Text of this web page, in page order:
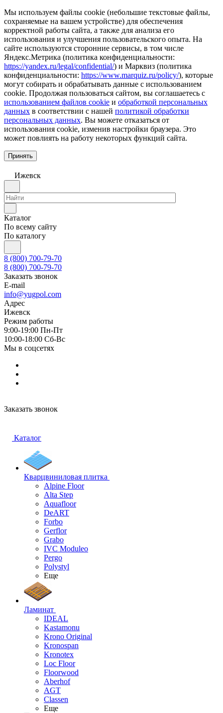
Мы используем файлы cookie (небольшие текстовые файлы,
сохраняемые на вашем устройстве) для обеспечения
корректной работы сайта, а также для анализа его
использования и улучшения пользовательского опыта. На
сайте используются сторонние сервисы, в том числе
Яндекс.Метрика (политика конфиденциальности:
https://yandex.ru/legal/confidential/) и Марквиз (политика
конфиденциальности: https://www.marquiz.ru/policy/), которые
могут собирать и обрабатывать данные с использованием
cookie. Продолжая пользоваться сайтом, вы соглашаетесь с
использованием файлов cookie и обработкой персональных
данных в соответствии с нашей политикой обработки
персональных данных. Вы можете отказаться от
использования cookie, изменив настройки браузера. Это
может повлиять на работу некоторых функций сайта.
Принять
Ижевск
Каталог
По всему сайту
По каталогу
8 (800) 700-79-70
8 (800) 700-79-70
Заказать звонок
E-mail
info@yugpol.com
Адрес
Ижевск
Режим работы
9:00-19:00 Пн-Пт
10:00-18:00 Cб-Вс
Мы в соцсетях
Заказать звонок
Каталог
Кварцвиниловая плитка
Alpine Floor
Alta Step
Aquafloor
DeART
Forbo
Gerflor
Grabo
IVC Moduleo
Pergo
Polystyl
Еще
Ламинат
IDEAL
Kastamonu
Krono Original
Kronospan
Kronotex
Loc Floor
Floorwood
Aberhof
AGT
Classen
Еще